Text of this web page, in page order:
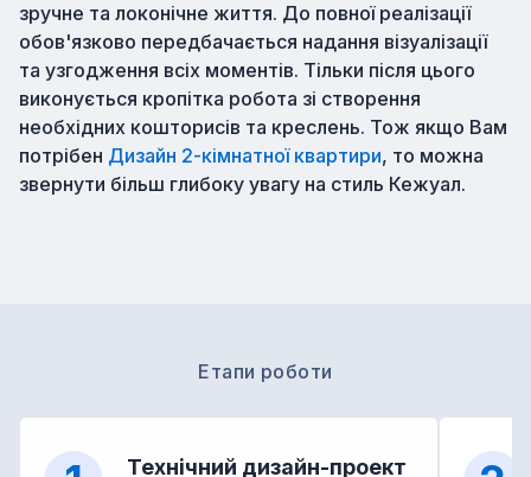
зручне та локонічне життя. До повної реалізації
обов'язково передбачається надання візуалізації
та узгодження всіх моментів. Тільки після цього
виконується кропітка робота зі створення
необхідних кошторисів та креслень. Тож якщо Вам
потрібен Дизайн 2-кімнатної квартири, то можна
звернути більш глибоку увагу на стиль Кежуал.
Етапи роботи
Технічний дизайн-проект